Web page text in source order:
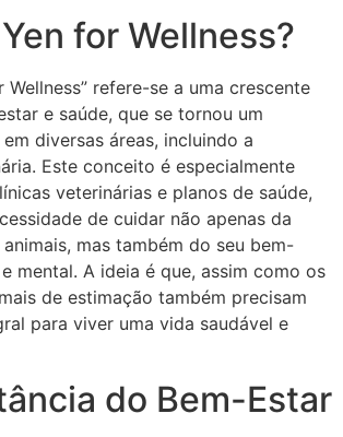
for Wellness?
Wellness” refere-se a uma crescente
e saúde, que se tornou um
diversas áreas, incluindo a
Este conceito é especialmente
veterinárias e planos de saúde,
de cuidar não apenas da
mas também do seu bem-
mental. A ideia é que, assim como os
de estimação também precisam
para viver uma vida saudável e
do Bem-Estar